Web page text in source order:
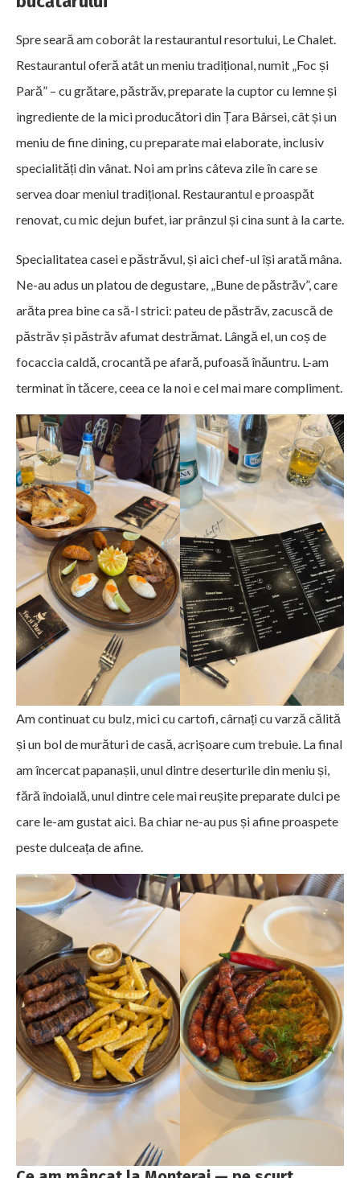
Spre seară am coborât la restaurantul resortului, Le Chalet.
Restaurantul oferă atât un meniu tradițional, numit „Foc și
Pară” – cu grătare, păstrăv, preparate la cuptor cu lemne și
ingrediente de la mici producători din Țara Bârsei, cât și un
meniu de fine dining, cu preparate mai elaborate, inclusiv
specialități din vânat. Noi am prins câteva zile în care se
servea doar meniul tradițional. Restaurantul e proaspăt
renovat, cu mic dejun bufet, iar prânzul și cina sunt à la carte.
Specialitatea casei e păstrăvul, și aici chef-ul își arată mâna.
Ne-au adus un platou de degustare, „Bune de păstrăv”, care
arăta prea bine ca să-l strici: pateu de păstrăv, zacuscă de
păstrăv și păstrăv afumat destrămat. Lângă el, un coș de
focaccia caldă, crocantă pe afară, pufoasă înăuntru. L-am
terminat în tăcere, ceea ce la noi e cel mai mare compliment.
Am continuat cu bulz, mici cu cartofi, cârnați cu varză călită
și un bol de murături de casă, acrișoare cum trebuie. La final
am încercat papanașii, unul dintre deserturile din meniu și,
fără îndoială, unul dintre cele mai reușite preparate dulci pe
care le-am gustat aici. Ba chiar ne-au pus și afine proaspete
peste dulceața de afine.